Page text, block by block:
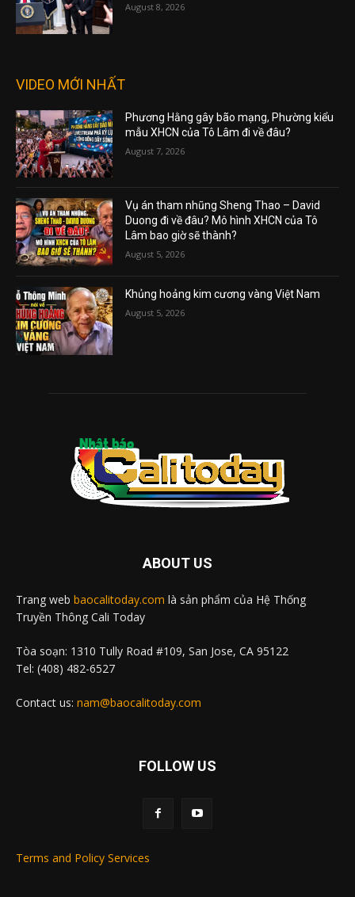
August 8, 2026
VIDEO MỚI NHẤT
Phương Hằng gây bão mạng, Phường kiểu
mẫu XHCN của Tô Lâm đi về đâu?
August 7, 2026
Vụ án tham nhũng Sheng Thao – David
Duong đi về đâu? Mô hình XHCN của Tô
Lâm bao giờ sẽ thành?
August 5, 2026
Khủng hoảng kim cương vàng Việt Nam
August 5, 2026
ABOUT US
Trang web baocalitoday.com là sản phẩm của Hệ Thống
Truyền Thông Cali Today
Tòa soạn: 1310 Tully Road #109, San Jose, CA 95122
Tel: (408) 482-6527
Contact us: nam@baocalitoday.com
FOLLOW US
Terms and Policy Services